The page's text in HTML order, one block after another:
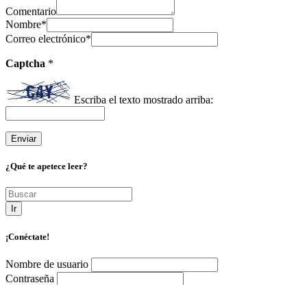
Comentario
Nombre*
Correo electrónico*
Captcha *
Escriba el texto mostrado arriba:
¿Qué te apetece leer?
Ir
¡Conéctate!
Nombre de usuario
Contraseña